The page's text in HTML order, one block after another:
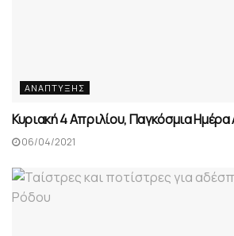
ΑΝΆΠΤΥΞΗΣ
Κυριακή 4 Απριλίου, Παγκόσμια
06/04/2021